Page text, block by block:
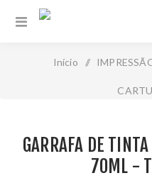
Início /
GARRAFA DE
70ML -